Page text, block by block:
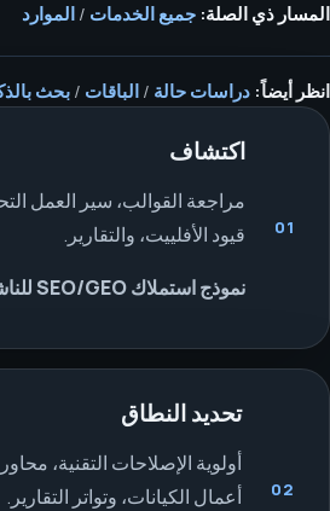
المسار ذي الصلة: جميع الخدمات / الموارد
انظر أيضاً: دراسات حالة / الباقات / بحث
01
اكتشاف
مراجعة القوالب، سير العمل
قيود الأفلييت، والتقارير.
نموذج استملاك SEO/GEO للناشر
02
تحديد النطاق
أولوية الإصلاحات التقنية،
أعمال الكيانات، وتواتر التقارير.